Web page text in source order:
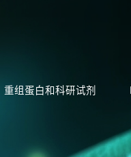
重组蛋白和科研试剂